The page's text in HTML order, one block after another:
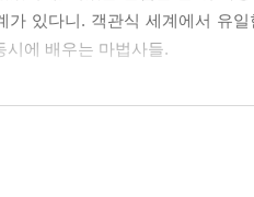
가 있다니. 객관식 세계에서 유
시에 배우는 마법사들.
고 극한의 상황에 처하면, 분명